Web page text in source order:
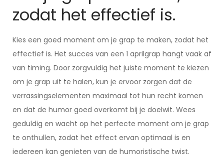
zodat het effectief is.
Kies een goed moment om je grap te maken, zodat het
effectief is. Het succes van een 1 aprilgrap hangt vaak af
van timing. Door zorgvuldig het juiste moment te kiezen
om je grap uit te halen, kun je ervoor zorgen dat de
verrassingselementen maximaal tot hun recht komen
en dat de humor goed overkomt bij je doelwit. Wees
geduldig en wacht op het perfecte moment om je grap
te onthullen, zodat het effect ervan optimaal is en
iedereen kan genieten van de humoristische twist.